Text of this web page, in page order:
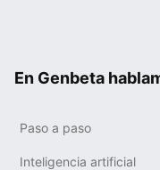
En Genbeta
Paso a paso
Inteligencia artificial